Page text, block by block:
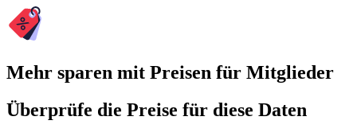
Mehr sparen mit Preisen für Mitglieder
Überprüfe die Preise für diese Daten